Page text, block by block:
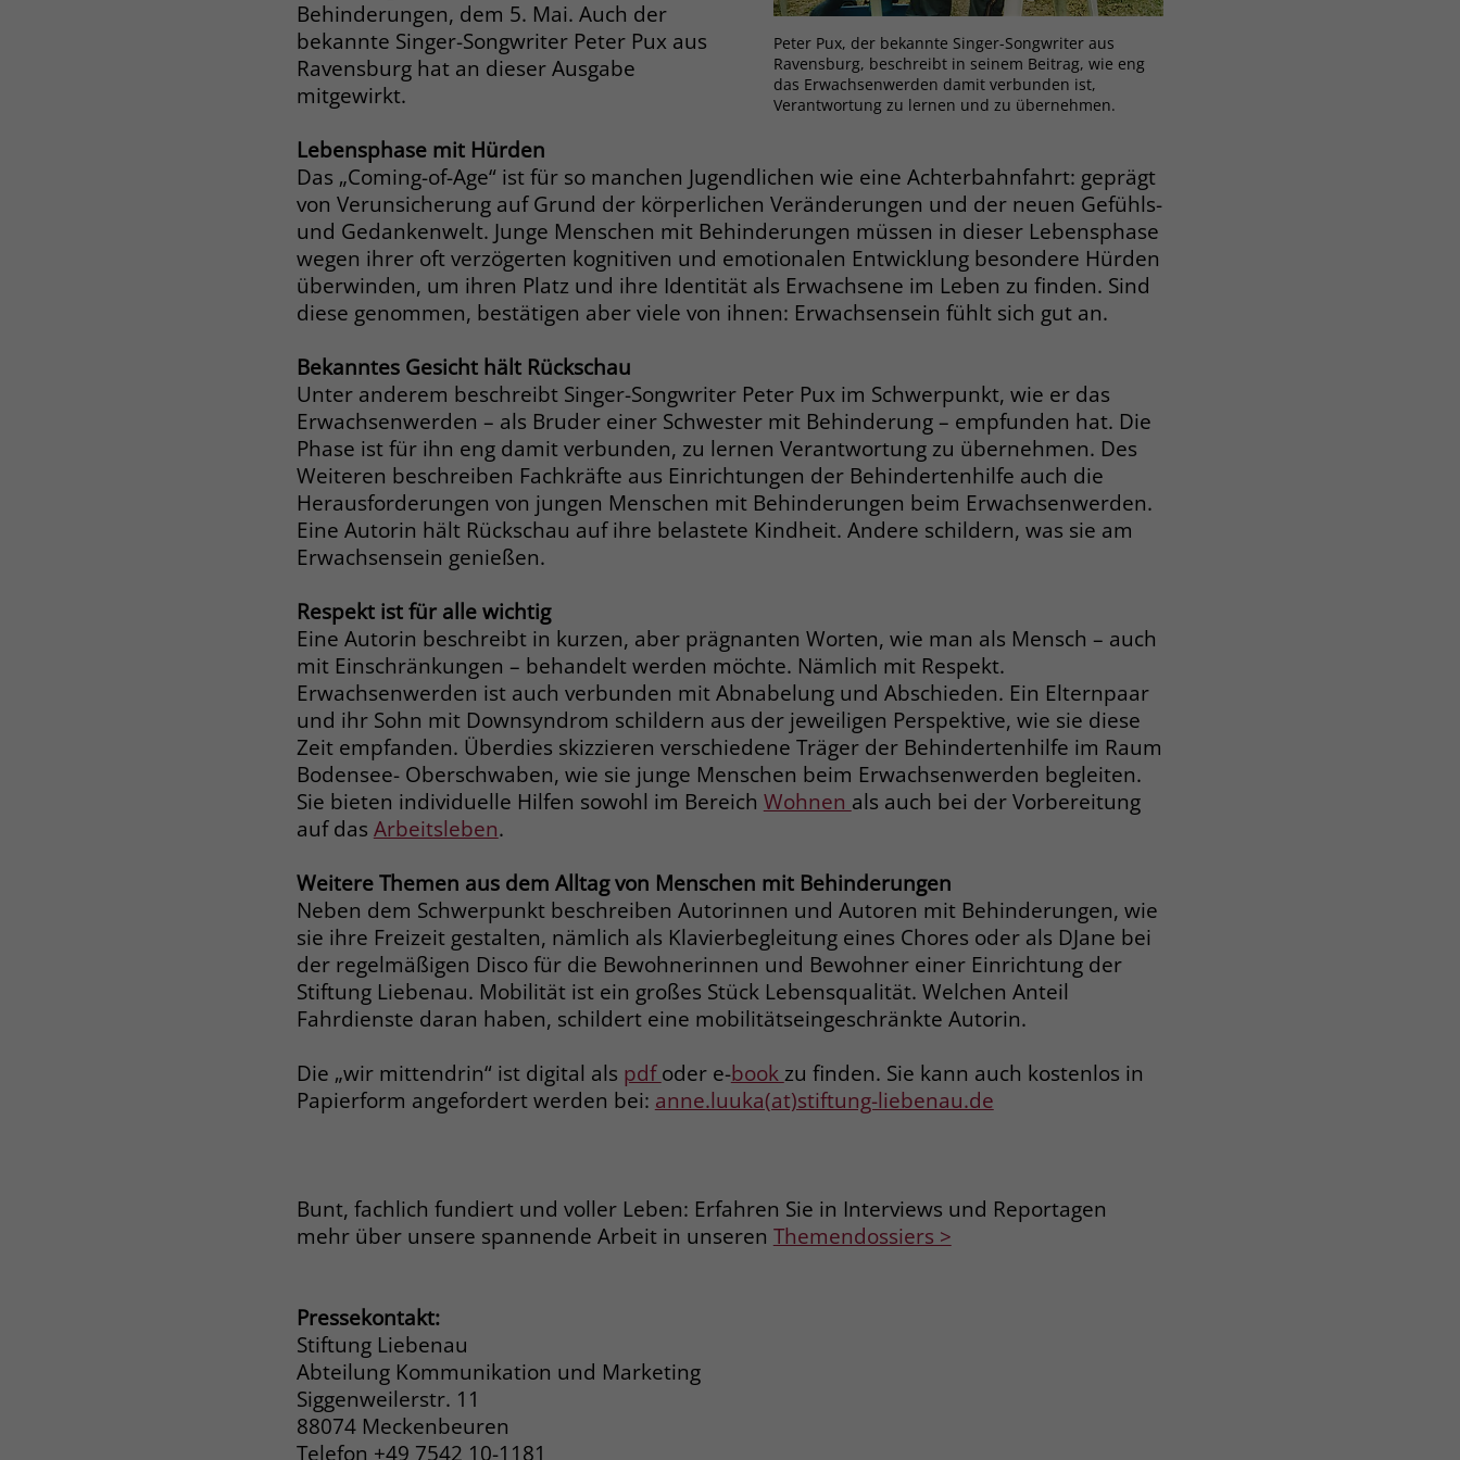
Peter Pux, der bekannte Singer-Songwriter aus
Ravensburg, beschreibt in seinem Beitrag, wie eng
das Erwachsenwerden damit verbunden ist,
Verantwortung zu lernen und zu übernehmen.
Behinderungen, dem 5. Mai. Auch der
bekannte Singer-Songwriter Peter Pux aus
Ravensburg hat an dieser Ausgabe
mitgewirkt.
Lebensphase mit Hürden
Das „Coming-of-Age“ ist für so manchen Jugendlichen wie eine Achterbahnfahrt: geprägt
von Verunsicherung auf Grund der körperlichen Veränderungen und der neuen Gefühls-
und Gedankenwelt. Junge Menschen mit Behinderungen müssen in dieser Lebensphase
wegen ihrer oft verzögerten kognitiven und emotionalen Entwicklung besondere Hürden
überwinden, um ihren Platz und ihre Identität als Erwachsene im Leben zu finden. Sind
diese genommen, bestätigen aber viele von ihnen: Erwachsensein fühlt sich gut an.
Bekanntes Gesicht hält Rückschau
Unter anderem beschreibt Singer-Songwriter Peter Pux im Schwerpunkt, wie er das
Erwachsenwerden – als Bruder einer Schwester mit Behinderung – empfunden hat. Die
Phase ist für ihn eng damit verbunden, zu lernen Verantwortung zu übernehmen. Des
Weiteren beschreiben Fachkräfte aus Einrichtungen der Behindertenhilfe auch die
Herausforderungen von jungen Menschen mit Behinderungen beim Erwachsenwerden.
Eine Autorin hält Rückschau auf ihre belastete Kindheit. Andere schildern, was sie am
Erwachsensein genießen.
Respekt ist für alle wichtig
Eine Autorin beschreibt in kurzen, aber prägnanten Worten, wie man als Mensch – auch
mit Einschränkungen – behandelt werden möchte. Nämlich mit Respekt.
Erwachsenwerden ist auch verbunden mit Abnabelung und Abschieden. Ein Elternpaar
und ihr Sohn mit Downsyndrom schildern aus der jeweiligen Perspektive, wie sie diese
Zeit empfanden. Überdies skizzieren verschiedene Träger der Behindertenhilfe im Raum
Bodensee- Oberschwaben, wie sie junge Menschen beim Erwachsenwerden begleiten.
Sie bieten individuelle Hilfen sowohl im Bereich Wohnen als auch bei der Vorbereitung
auf das Arbeitsleben.
Weitere Themen aus dem Alltag von Menschen mit Behinderungen
Neben dem Schwerpunkt beschreiben Autorinnen und Autoren mit Behinderungen, wie
sie ihre Freizeit gestalten, nämlich als Klavierbegleitung eines Chores oder als DJane bei
der regelmäßigen Disco für die Bewohnerinnen und Bewohner einer Einrichtung der
Stiftung Liebenau. Mobilität ist ein großes Stück Lebensqualität. Welchen Anteil
Fahrdienste daran haben, schildert eine mobilitätseingeschränkte Autorin.
Die „wir mittendrin“ ist digital als pdf oder e-book zu finden. Sie kann auch kostenlos in
Papierform angefordert werden bei: anne.luuka(at)stiftung-liebenau.de
Bunt, fachlich fundiert und voller Leben: Erfahren Sie in Interviews und Reportagen
mehr über unsere spannende Arbeit in unseren Themendossiers >
Pressekontakt:
Stiftung Liebenau
Abteilung Kommunikation und Marketing
Siggenweilerstr. 11
88074 Meckenbeuren
Telefon +49 7542 10-1181
Name PHPSESSID
Anbieter stiftung-liebenau.de
Zweck
Behält die Zustände des Benutzers bei allen
Seitenanfragen bei.
Name cookie_optin
Anbieter www.stiftung-liebenau.de
Laufzeit
Zweck
Behält die Zustimmung des Benutzers zum
Cookie Opt-In
Name __cf_bm
Anbieter .fonts.net
Zweck
This cookie, set by Cloudflare, is used to
support Cloudflare Bot Management.
Name JSessionID
Anbieter jobs.stiftung-liebenau.de
Zweck
Behält die Zustände des Benutzers bei allen
Seitenanfragen bei.
Zweck
dass Aktionen, die bei späteren Besuchen
derselben Website durchgeführt werden, mit
derselben Benutzerkennung verknüpft
Name
Anbieter www.clarity.ms
Laufzeit 1 Jahr
Microsoft Clarity setzt dieses Cookie, um die
Seitenaufrufe eines Benutzers zu speichern
zusammenzufassen.
Name _gcl_au
Anbieter Google Ads
Laufzeit 90 Tage
Name _gcl_aw
Anbieter Google Ads
Laufzeit 90 Tage
Zweck
Dieses Cookie wird gesetzt, wenn ein User
über einen Klick auf eine Google
Werbeanzeige geklickt wurde, sodass erzielte
Erfolge wie z.B. Bestellungen oder
Kontaktanfragen der Anzeige zugewiesen
werden können.
Name _gcl_dc
Anbieter Google Ads
Werbeanzeige auf die Website gelangt. Es
enthält Informationen darüber, welche
Anbieter